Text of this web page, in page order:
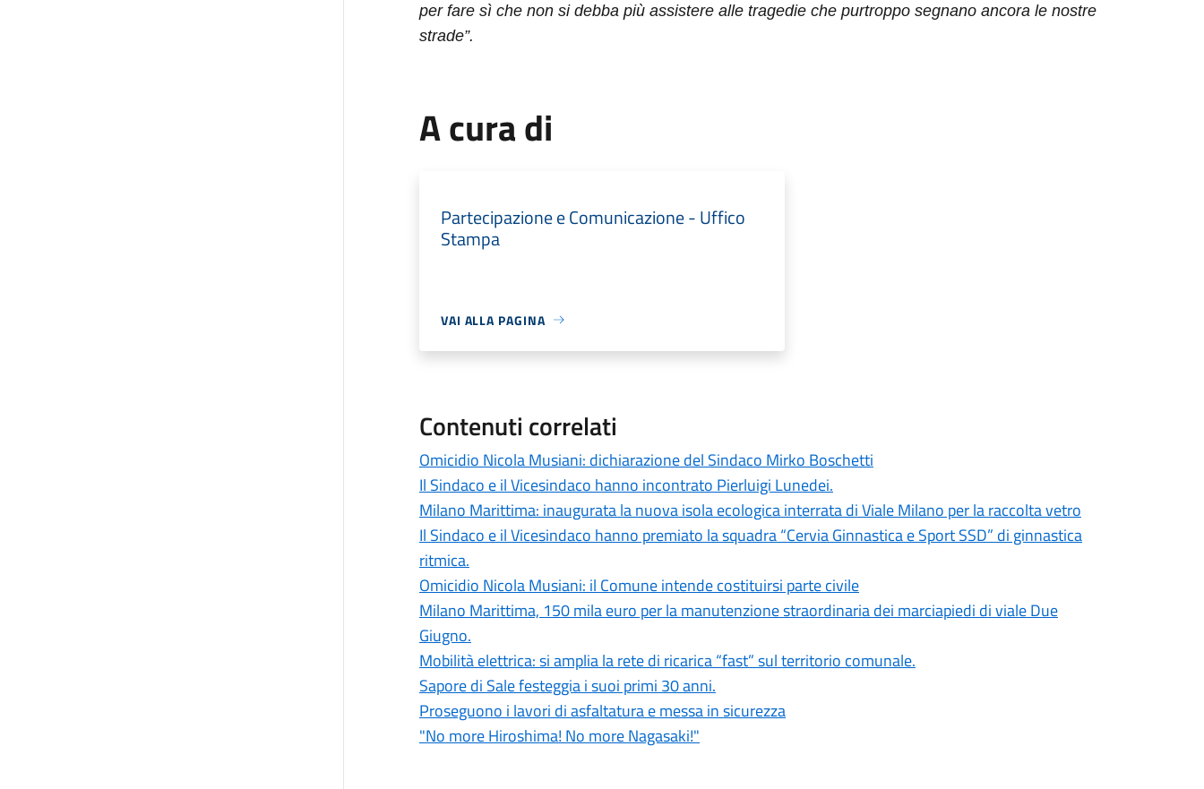
per fare sì che non si debba più assistere alle tragedie che purtroppo segnano ancora le nostre
strade”.
A cura di
Partecipazione e Comunicazione - Uffico
Stampa
VAI ALLA PAGINA
Contenuti correlati
Omicidio Nicola Musiani: dichiarazione del Sindaco Mirko Boschetti
Il Sindaco e il Vicesindaco hanno incontrato Pierluigi Lunedei.
Milano Marittima: inaugurata la nuova isola ecologica interrata di Viale Milano per la raccolta vetro
Il Sindaco e il Vicesindaco hanno premiato la squadra “Cervia Ginnastica e Sport SSD” di ginnastica
ritmica.
Omicidio Nicola Musiani: il Comune intende costituirsi parte civile
Milano Marittima, 150 mila euro per la manutenzione straordinaria dei marciapiedi di viale Due
Giugno.
Mobilità elettrica: si amplia la rete di ricarica “fast” sul territorio comunale.
Sapore di Sale festeggia i suoi primi 30 anni.
Proseguono i lavori di asfaltatura e messa in sicurezza
"No more Hiroshima! No more Nagasaki!"